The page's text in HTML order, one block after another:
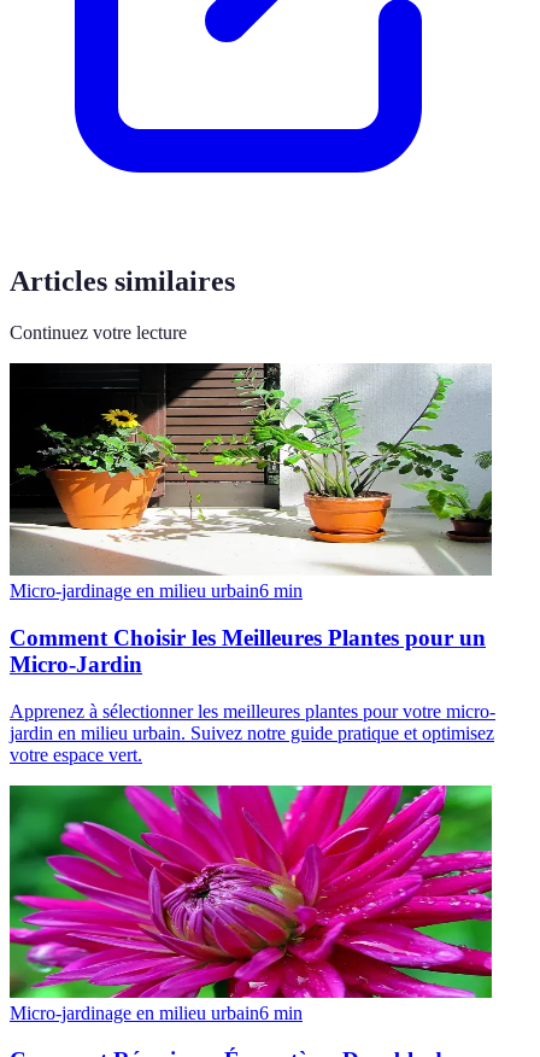
Articles similaires
Continuez votre lecture
Micro-jardinage en milieu urbain6 min
Comment Choisir les Meilleures Plantes pour un
Micro-Jardin
Apprenez à sélectionner les meilleures plantes pour votre micro-
jardin en milieu urbain. Suivez notre guide pratique et optimisez
votre espace vert.
Micro-jardinage en milieu urbain6 min